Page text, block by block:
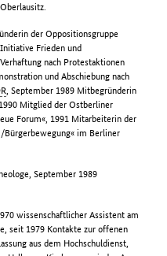
der Oppositionsgruppe
Frieden und
nach Protestaktionen
und Abschiebung nach
, September 1989 Mitbegründerin
Mitglied der Ostberliner
Forum«, 1991 Mitarbeiterin der
Bürgerbewegung« im Berliner
September 1989
wissenschaftlicher Assistent am
seit 1979 Kontakte zur offenen
aus dem Hochschuldienst,